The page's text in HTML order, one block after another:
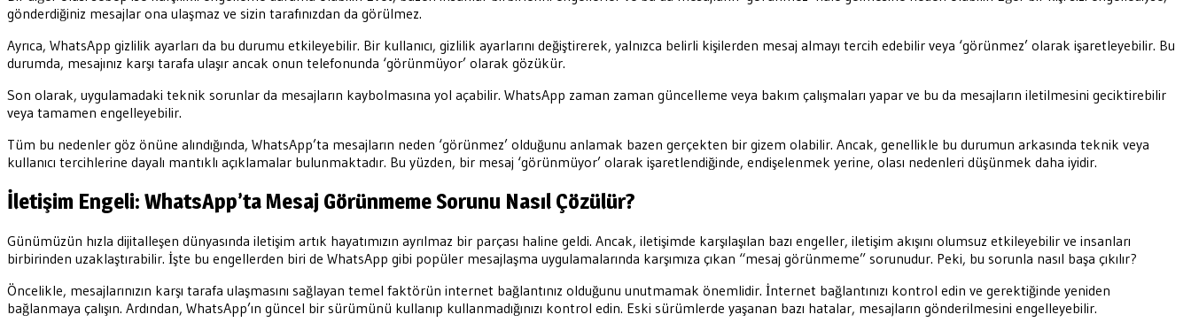
gönderdiğiniz mesajlar ona ulaşmaz ve sizin tarafınızdan da görülmez.
Ayrıca, WhatsApp gizlilik ayarları da bu durumu etkileyebilir. Bir kullanıcı, gizlilik ayarlarını değiştirerek, yalnızca belirli kişilerden mesaj almayı tercih edebilir veya ‘görünmez’ olarak işaretleyebilir. Bu
durumda, mesajınız karşı tarafa ulaşır ancak onun telefonunda ‘görünmüyor’ olarak gözükür.
Son olarak, uygulamadaki teknik sorunlar da mesajların kaybolmasına yol açabilir. WhatsApp zaman zaman güncelleme veya bakım çalışmaları yapar ve bu da mesajların iletilmesini geciktirebilir
veya tamamen engelleyebilir.
Tüm bu nedenler göz önüne alındığında, WhatsApp’ta mesajların neden ‘görünmez’ olduğunu anlamak bazen gerçekten bir gizem olabilir. Ancak, genellikle bu durumun arkasında teknik veya
kullanıcı tercihlerine dayalı mantıklı açıklamalar bulunmaktadır. Bu yüzden, bir mesaj ‘görünmüyor’ olarak işaretlendiğinde, endişelenmek yerine, olası nedenleri düşünmek daha iyidir.
İletişim Engeli: WhatsApp’ta Mesaj Görünmeme Sorunu Nasıl Çözülür?
Günümüzün hızla dijitalleşen dünyasında iletişim artık hayatımızın ayrılmaz bir parçası haline geldi. Ancak, iletişimde karşılaşılan bazı engeller, iletişim akışını olumsuz etkileyebilir ve insanları
birbirinden uzaklaştırabilir. İşte bu engellerden biri de WhatsApp gibi popüler mesajlaşma uygulamalarında karşımıza çıkan “mesaj görünmeme” sorunudur. Peki, bu sorunla nasıl başa çıkılır?
Öncelikle, mesajlarınızın karşı tarafa ulaşmasını sağlayan temel faktörün internet bağlantınız olduğunu unutmamak önemlidir. İnternet bağlantınızı kontrol edin ve gerektiğinde yeniden
bağlanmaya çalışın. Ardından, WhatsApp’ın güncel bir sürümünü kullanıp kullanmadığınızı kontrol edin. Eski sürümlerde yaşanan bazı hatalar, mesajların gönderilmesini engelleyebilir.